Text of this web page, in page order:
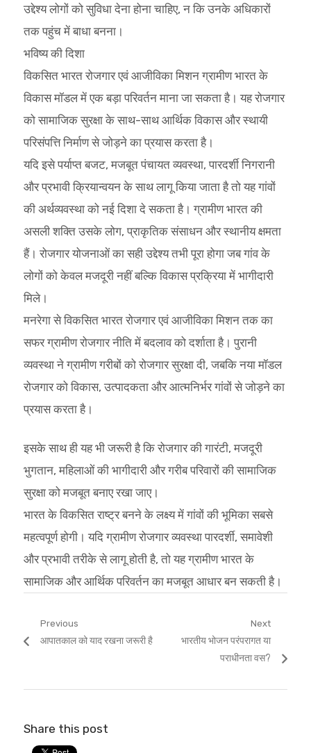
उद्देश्य लोगों को सुविधा देना होना चाहिए, न कि उनके अधिकारों
तक पहुंच में बाधा बनना।
भविष्य की दिशा
विकसित भारत रोजगार एवं आजीविका मिशन ग्रामीण भारत के
विकास मॉडल में एक बड़ा परिवर्तन माना जा सकता है। यह रोजगार
को सामाजिक सुरक्षा के साथ-साथ आर्थिक विकास और स्थायी
परिसंपत्ति निर्माण से जोड़ने का प्रयास करता है।
यदि इसे पर्याप्त बजट, मजबूत पंचायत व्यवस्था, पारदर्शी निगरानी
और प्रभावी क्रियान्वयन के साथ लागू किया जाता है तो यह गांवों
की अर्थव्यवस्था को नई दिशा दे सकता है। ग्रामीण भारत की
असली शक्ति उसके लोग, प्राकृतिक संसाधन और स्थानीय क्षमता
हैं। रोजगार योजनाओं का सही उद्देश्य तभी पूरा होगा जब गांव के
लोगों को केवल मजदूरी नहीं बल्कि विकास प्रक्रिया में भागीदारी
मिले।
मनरेगा से विकसित भारत रोजगार एवं आजीविका मिशन तक का
सफर ग्रामीण रोजगार नीति में बदलाव को दर्शाता है। पुरानी
व्यवस्था ने ग्रामीण गरीबों को रोजगार सुरक्षा दी, जबकि नया मॉडल
रोजगार को विकास, उत्पादकता और आत्मनिर्भर गांवों से जोड़ने का
प्रयास करता है।
इसके साथ ही यह भी जरूरी है कि रोजगार की गारंटी, मजदूरी
भुगतान, महिलाओं की भागीदारी और गरीब परिवारों की सामाजिक
सुरक्षा को मजबूत बनाए रखा जाए।
भारत के विकसित राष्ट्र बनने के लक्ष्य में गांवों की भूमिका सबसे
महत्वपूर्ण होगी। यदि ग्रामीण रोजगार व्यवस्था पारदर्शी, समावेशी
और प्रभावी तरीके से लागू होती है, तो यह ग्रामीण भारत के
सामाजिक और आर्थिक परिवर्तन का मजबूत आधार बन सकती है।
Post
navigation
Previous
Previous
आपातकाल को याद रखना जरूरी है
Next
Next
भारतीय भोजन परंपरागत या
पराधीनता वस?
Share this post